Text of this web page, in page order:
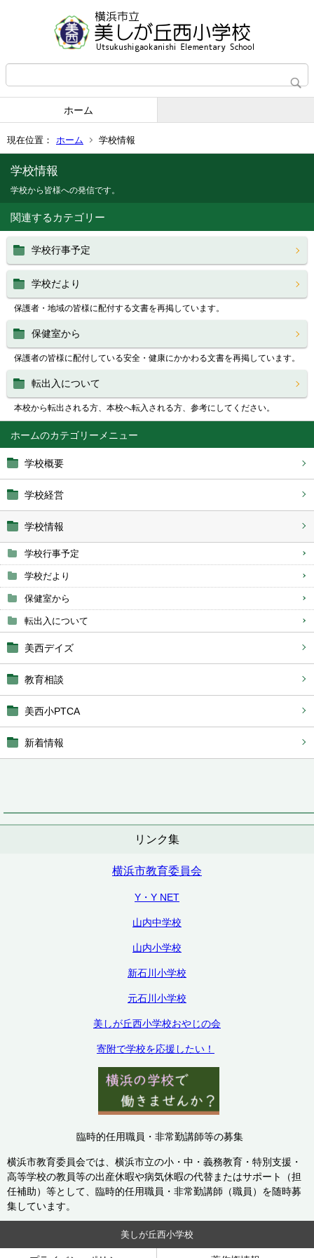
ホーム
現在位置： ホーム 学校情報
ホーム
学校概要
学校経営
学校情報
学校行事予定
学校だより
保健室から
転出入について
美西デイズ
教育相談
美西小PTCA
新着情報
リンク集
横浜市教育委員会
Y・Y NET
山内中学校
山内小学校
新石川小学校
元石川小学校
美しが丘西小学校おやじの会
寄附で学校を応援したい！
臨時的任用職員・非常勤講師等の募集
横浜市教育委員会では、横浜市立の小・中・義務教育・特別支援・
高等学校の教員等の出産休暇や病気休暇の代替またはサポート（担
任補助）等として、臨時的任用職員・非常勤講師（職員）を随時募
集しています。
学校情報
学校から皆様への発信です。
関連するカテゴリー
学校行事予定
学校だより
保護者・地域の皆様に配付する文書を再掲しています。
保健室から
保護者の皆様に配付している安全・健康にかかわる文書を再掲しています。
転出入について
本校から転出される方、本校へ転入される方、参考にしてください。
美しが丘西小学校